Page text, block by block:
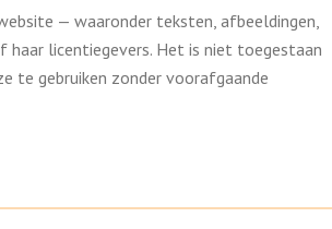
— waaronder teksten, afbeeldingen,
haar licentiegevers. Het is niet toegestaan
te gebruiken zonder voorafgaande